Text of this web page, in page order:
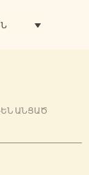
ԱՆՑԱԾ